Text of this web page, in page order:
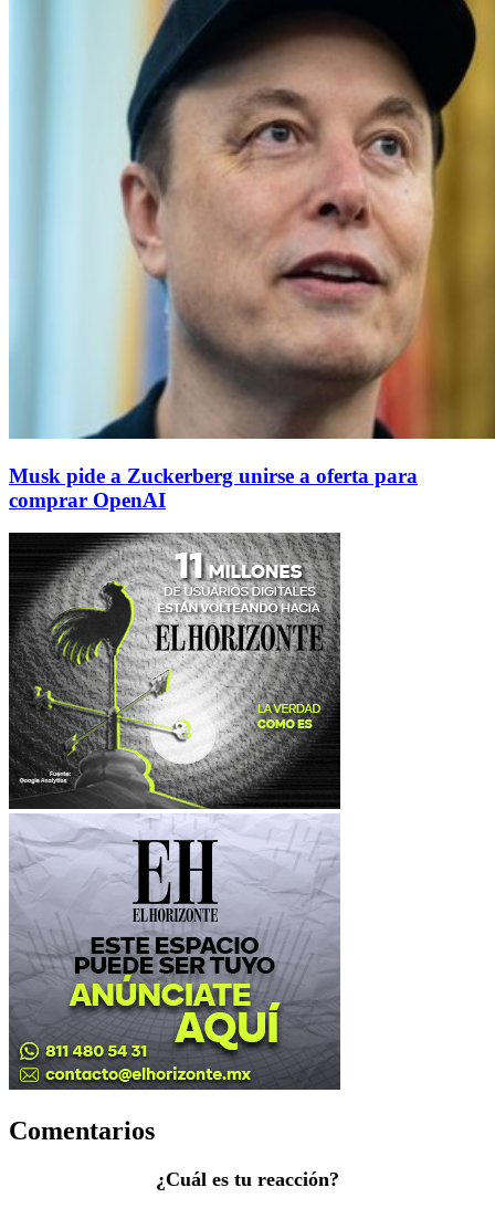
Musk pide a Zuckerberg unirse a oferta para
comprar OpenAI
Comentarios